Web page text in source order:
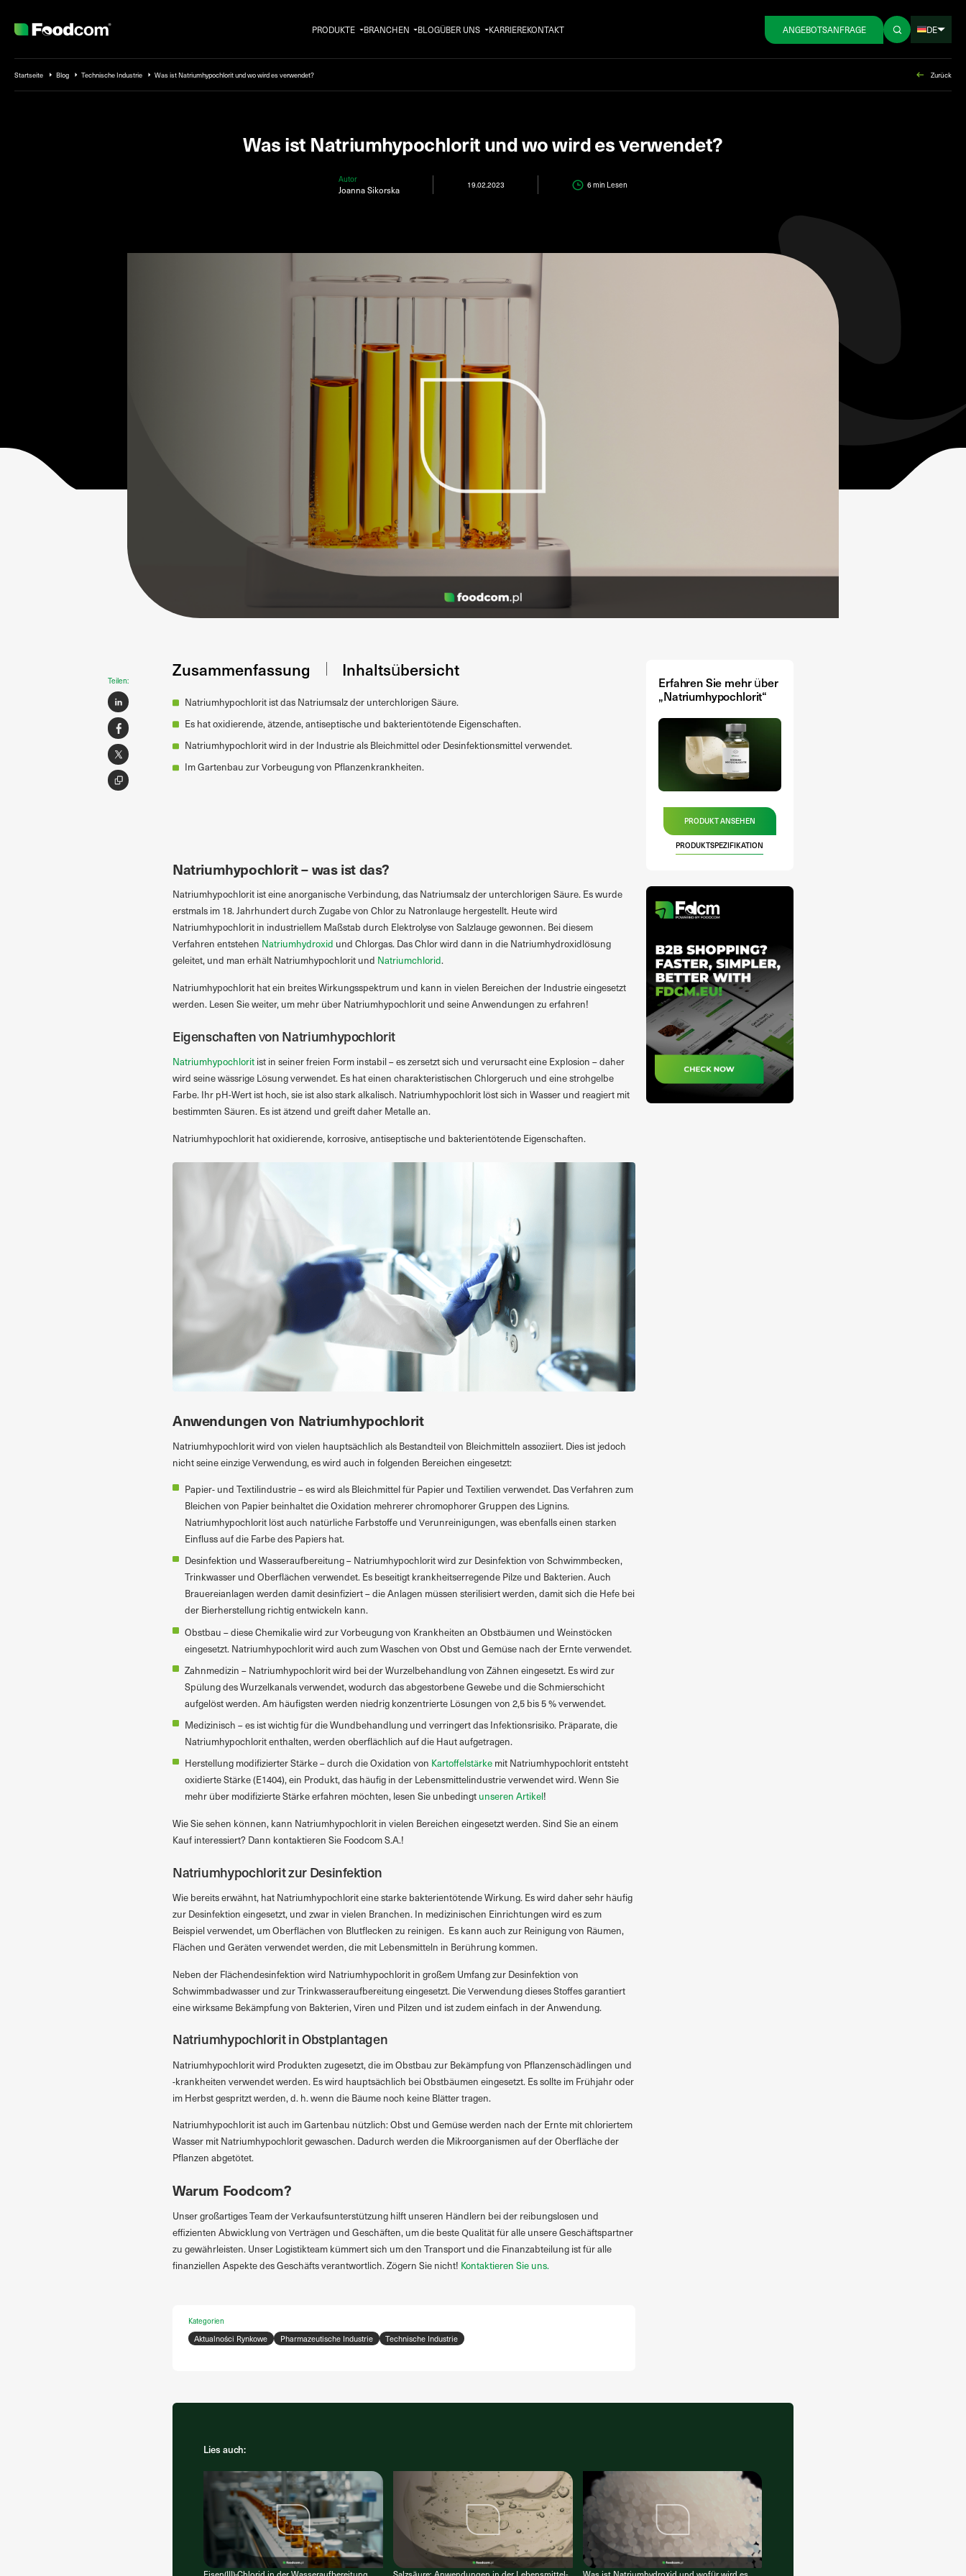
PRODUKTE BRANCHEN BLOGÜBER UNS KARRIEREKONTAKT ANGEBOTSANFRAGE DE
Startseite Blog Technische Industrie Was ist Natriumhypochlorit und wo wird es verwendet? Zurück
Was ist Natriumhypochlorit und wo wird es verwendet?
Autor
Joanna Sikorska 19.02.2023 6 min Lesen
Teilen:
Zusammenfassung Inhaltsübersicht
Natriumhypochlorit ist das Natriumsalz der unterchlorigen Säure.
Es hat oxidierende, ätzende, antiseptische und bakterientötende Eigenschaften.
Natriumhypochlorit wird in der Industrie als Bleichmittel oder Desinfektionsmittel verwendet.
Im Gartenbau zur Vorbeugung von Pflanzenkrankheiten.
Natriumhypochlorit – was ist das?
Natriumhypochlorit ist eine anorganische Verbindung, das Natriumsalz der unterchlorigen Säure. Es wurde
erstmals im 18. Jahrhundert durch Zugabe von Chlor zu Natronlauge hergestellt. Heute wird
Natriumhypochlorit in industriellem Maßstab durch Elektrolyse von Salzlauge gewonnen. Bei diesem
Verfahren entstehen Natriumhydroxid und Chlorgas. Das Chlor wird dann in die Natriumhydroxidlösung
geleitet, und man erhält Natriumhypochlorit und Natriumchlorid.
Natriumhypochlorit hat ein breites Wirkungsspektrum und kann in vielen Bereichen der Industrie eingesetzt
werden. Lesen Sie weiter, um mehr über Natriumhypochlorit und seine Anwendungen zu erfahren!
Eigenschaften von Natriumhypochlorit
Natriumhypochloritist in seiner freien Form instabil – es zersetzt sich und verursacht eine Explosion – daher
wird seine wässrige Lösung verwendet. Es hat einen charakteristischen Chlorgeruch und eine strohgelbe
Farbe. Ihr pH-Wert ist hoch, sie ist also stark alkalisch. Natriumhypochlorit löst sich in Wasser und reagiert mit
bestimmten Säuren. Es ist ätzend und greift daher Metalle an.
Natriumhypochlorit hat oxidierende, korrosive, antiseptische und bakterientötende Eigenschaften.
Anwendungen von Natriumhypochlorit
Natriumhypochlorit wird von vielen hauptsächlich als Bestandteil von Bleichmitteln assoziiert. Dies ist jedoch
nicht seine einzige Verwendung, es wird auch in folgenden Bereichen eingesetzt:
Papier- und Textilindustrie – es wird als Bleichmittel für Papier und Textilien verwendet. Das Verfahren zum
Bleichen von Papier beinhaltet die Oxidation mehrerer chromophorer Gruppen des Lignins.
Natriumhypochlorit löst auch natürliche Farbstoffe und Verunreinigungen, was ebenfalls einen starken
Einfluss auf die Farbe des Papiers hat.
Desinfektion und Wasseraufbereitung – Natriumhypochlorit wird zur Desinfektion von Schwimmbecken,
Trinkwasser und Oberflächen verwendet. Es beseitigt krankheitserregende Pilze und Bakterien. Auch
Brauereianlagen werden damit desinfiziert – die Anlagen müssen sterilisiert werden, damit sich die Hefe bei
der Bierherstellung richtig entwickeln kann.
Obstbau – diese Chemikalie wird zur Vorbeugung von Krankheiten an Obstbäumen und Weinstöcken
eingesetzt. Natriumhypochlorit wird auch zum Waschen von Obst und Gemüse nach der Ernte verwendet.
Zahnmedizin – Natriumhypochlorit wird bei der Wurzelbehandlung von Zähnen eingesetzt. Es wird zur
Spülung des Wurzelkanals verwendet, wodurch das abgestorbene Gewebe und die Schmierschicht
aufgelöst werden. Am häufigsten werden niedrig konzentrierte Lösungen von 2,5 bis 5 % verwendet.
Medizinisch – es ist wichtig für die Wundbehandlung und verringert das Infektionsrisiko. Präparate, die
Natriumhypochlorit enthalten, werden oberflächlich auf die Haut aufgetragen.
Herstellung modifizierter Stärke – durch die Oxidation von Kartoffelstärke mit Natriumhypochlorit entsteht
oxidierte Stärke (E1404), ein Produkt, das häufig in der Lebensmittelindustrie verwendet wird. Wenn Sie
mehr über modifizierte Stärke erfahren möchten, lesen Sie unbedingt unseren Artikel!
Wie Sie sehen können, kann Natriumhypochlorit in vielen Bereichen eingesetzt werden. Sind Sie an einem
Kauf interessiert? Dann kontaktieren Sie Foodcom S.A.!
Natriumhypochlorit zur Desinfektion
Wie bereits erwähnt, hat Natriumhypochlorit eine starke bakterientötende Wirkung. Es wird daher sehr häufig
zur Desinfektion eingesetzt, und zwar in vielen Branchen. In medizinischen Einrichtungen wird es zum
Beispiel verwendet, um Oberflächen von Blutflecken zu reinigen. Es kann auch zur Reinigung von Räumen,
Flächen und Geräten verwendet werden, die mit Lebensmitteln in Berührung kommen.
Neben der Flächendesinfektion wird Natriumhypochlorit in großem Umfang zur Desinfektion von
Schwimmbadwasser und zur Trinkwasseraufbereitung eingesetzt. Die Verwendung dieses Stoffes garantiert
eine wirksame Bekämpfung von Bakterien, Viren und Pilzen und ist zudem einfach in der Anwendung.
Natriumhypochlorit in Obstplantagen
Natriumhypochlorit wird Produkten zugesetzt, die im Obstbau zur Bekämpfung von Pflanzenschädlingen und
-krankheiten verwendet werden. Es wird hauptsächlich bei Obstbäumen eingesetzt. Es sollte im Frühjahr oder
im Herbst gespritzt werden, d. h. wenn die Bäume noch keine Blätter tragen.
Natriumhypochlorit ist auch im Gartenbau nützlich: Obst und Gemüse werden nach der Ernte mit chloriertem
Wasser mit Natriumhypochlorit gewaschen. Dadurch werden die Mikroorganismen auf der Oberfläche der
Pflanzen abgetötet.
Warum Foodcom?
Unser großartiges Team der Verkaufsunterstützung hilft unseren Händlern bei der reibungslosen und
effizienten Abwicklung von Verträgen und Geschäften, um die beste Qualität für alle unsere Geschäftspartner
zu gewährleisten. Unser Logistikteam kümmert sich um den Transport und die Finanzabteilung ist für alle
finanziellen Aspekte des Geschäfts verantwortlich. Zögern Sie nicht! Kontaktieren Sie uns.
Kategorien
Aktualności Rynkowe Pharmazeutische Industrie Technische Industrie
Erfahren Sie mehr über
„Natriumhypochlorit“
PRODUKT ANSEHEN
PRODUKTSPEZIFIKATION
Lies auch:
Eisen(III)-Chlorid in der Wasseraufbereitung Salzsäure: Anwendungen in der Lebensmittel- Was ist Natriumhydroxid und wofür wird es